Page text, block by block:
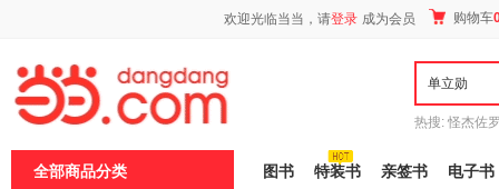
欢迎光临当当，请登录 成为会员 购物车
热搜: 怪杰佐
全部商品分类 图书 特装书 亲签书 电子书